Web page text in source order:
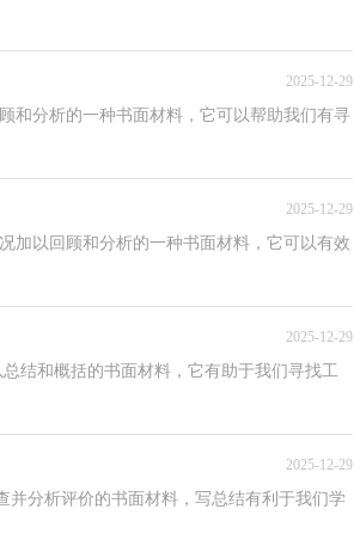
2025-12-29
和分析的一种书面材料，它可以帮助我们有寻
2025-12-29
加以回顾和分析的一种书面材料，它可以有效
2025-12-29
结和概括的书面材料，它有助于我们寻找工
2025-12-29
分析评价的书面材料，写总结有利于我们学